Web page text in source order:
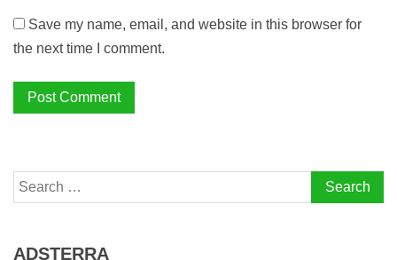
Save my name, email, and website in this browser for
the next time I comment.
Search
for:
ADSTERRA